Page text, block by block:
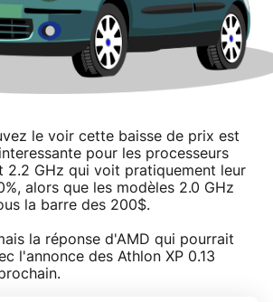
le voir cette baisse de prix est
pour les processeurs
2.2 GHz qui voit pratiquement leur
alors que les modèles 2.0 GHz
la barre des 200$.
la réponse d'AMD qui pourrait
l'annonce des Athlon XP 0.13